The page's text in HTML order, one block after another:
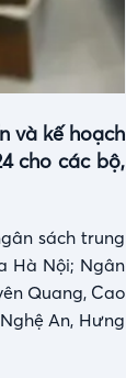
và kế hoạch
cho các bộ,
sách trung
Hà Nội; Ngân
Quang, Cao
An, Hưng